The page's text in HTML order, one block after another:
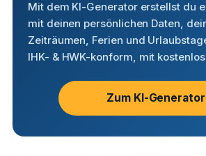
Mit dem KI-Generator erstellst du
mit deinen persönlichen Daten,
Zeiträumen, Ferien und
IHK- & HWK-konform, mit
Zum KI-Generator